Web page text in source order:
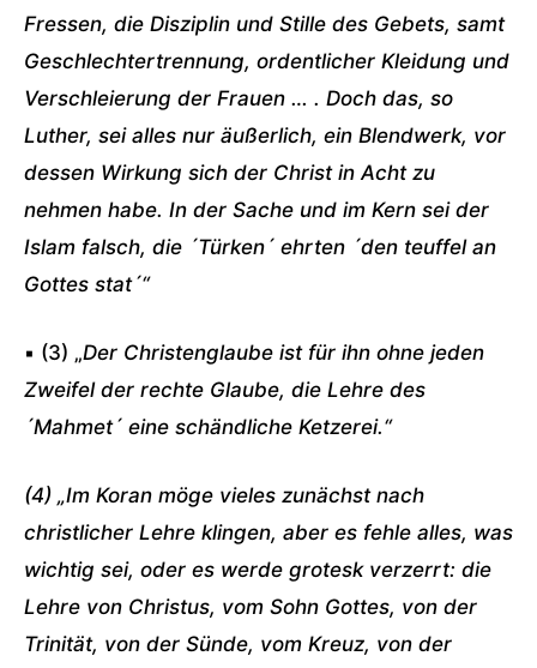
Fressen, die Disziplin und Stille des Gebets, samt
Geschlechtertrennung, ordentlicher Kleidung und
Verschleierung der Frauen … . Doch das, so
Luther, sei alles nur äußerlich, ein Blendwerk, vor
dessen Wirkung sich der Christ in Acht zu
nehmen habe. In der Sache und im Kern sei der
Islam falsch, die ´Türken´ ehrten ´den teuffel an
Gottes stat´“
▪ (3) „Der Christenglaube ist für ihn ohne jeden
Zweifel der rechte Glaube, die Lehre des
´Mahmet´ eine schändliche Ketzerei.“
(4) „Im Koran möge vieles zunächst nach
christlicher Lehre klingen, aber es fehle alles, was
wichtig sei, oder es werde grotesk verzerrt: die
Lehre von Christus, vom Sohn Gottes, von der
Trinität, von der Sünde, vom Kreuz, von der